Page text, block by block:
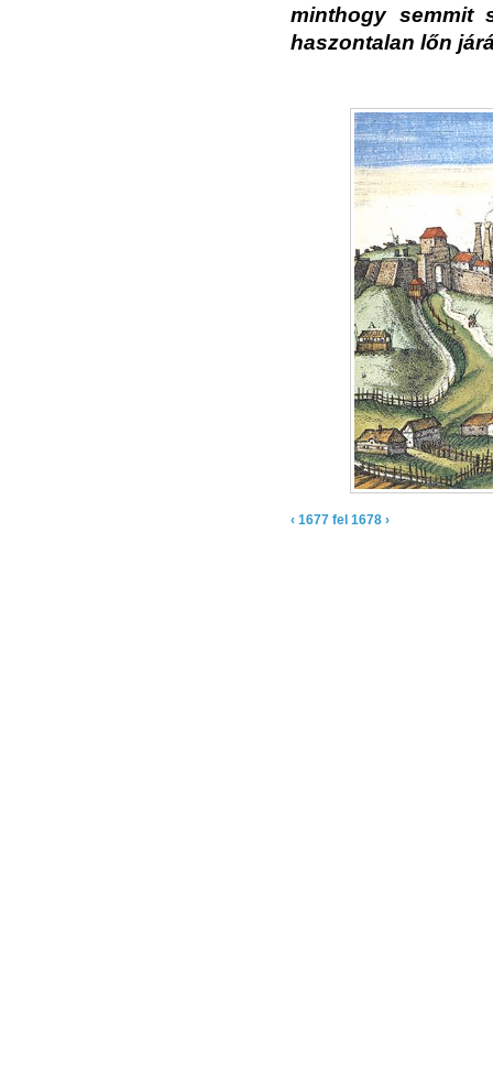
minthogy semmit
haszontalan lőn
‹ 1677 fel 1678 ›